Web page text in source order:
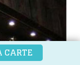
CARTE